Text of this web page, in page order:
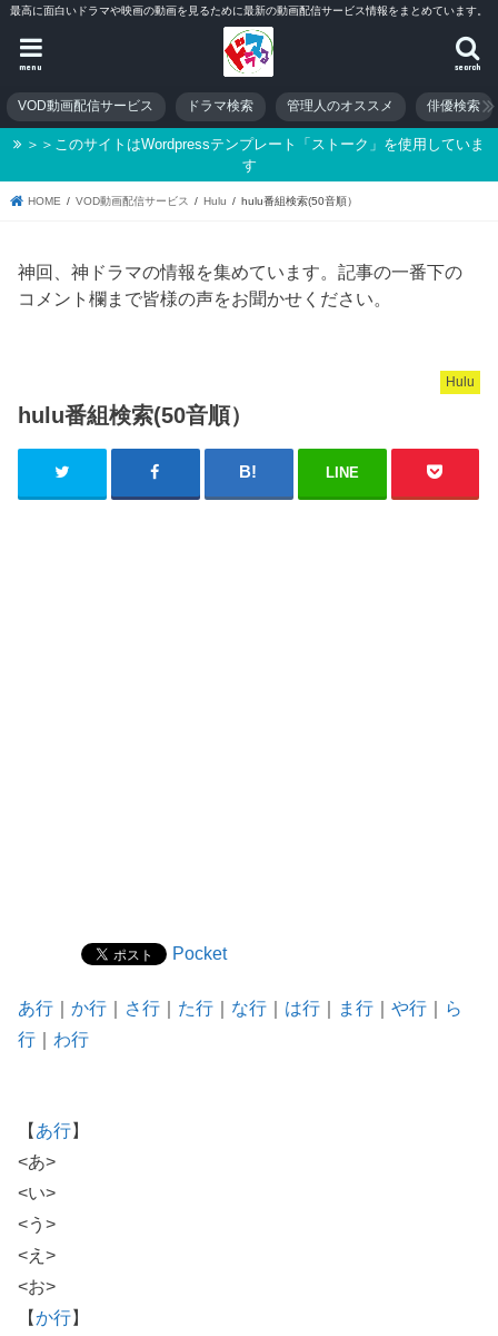
最高に面白いドラマや映画の動画を見るために最新の動画配信サービス情報をまとめています。
search
menu
VOD動画配信サービス ドラマ検索 管理人のオススメ 俳優検索
＞＞このサイトはWordpressテンプレート「ストーク」を使用していま
す
HOME VOD動画配信サービス Hulu hulu番組検索(50音順）
神回、神ドラマの情報を集めています。記事の一番下の
コメント欄まで皆様の声をお聞かせください。
Hulu
hulu番組検索(50音順）
LINE
Pocket
あ行 ｜か行 ｜ さ行 ｜ た行 ｜ な行 ｜ は行 ｜ ま行 ｜や行 ｜ ら
行 ｜ わ行
【あ行】
<あ>
<い>
<う>
<え>
<お>
【か行】